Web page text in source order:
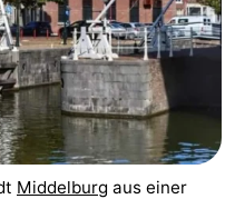
Middelburg aus einer